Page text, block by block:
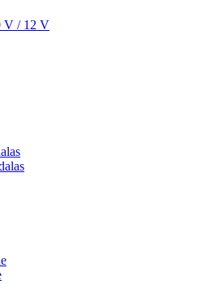
V / 12 V